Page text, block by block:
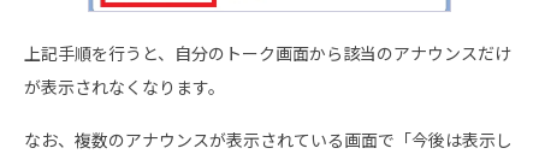
上記手順を行うと、自分のトーク画面から該当のアナウンスだけ
が表示されなくなります。
なお、複数のアナウンスが表示されている画面で「今後は表示し